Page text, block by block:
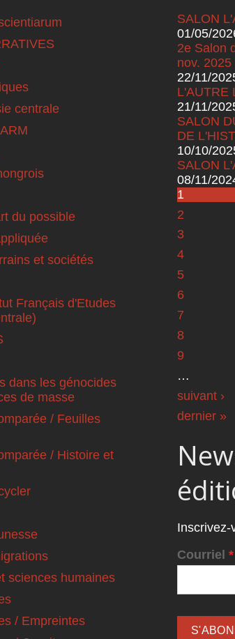
centrale
du possible
et sociétés
Français d'Etudes
dans les génocides
de masse
/ Feuilles
/ Histoire et
sciences humaines
/ Empreintes
SALON
01/05/
2e Salon
nov. 2025
22/11/
L'AUTRE
21/11/
SALON
DE
10/10/
SALON
08/11/
1
2
3
4
5
6
7
8
9
…
suivant ›
dernier »
Inscrivez-
Courriel *